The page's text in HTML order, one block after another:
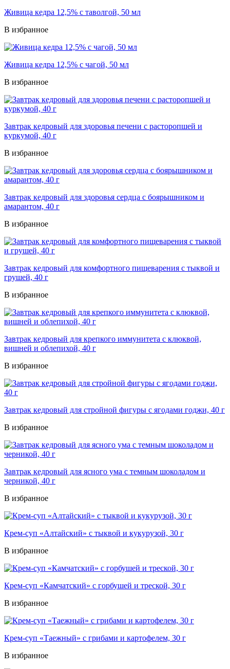
Живица кедра 12,5% с таволгой, 50 мл
В избранное
Живица кедра 12,5% с чагой, 50 мл
В избранное
Завтрак кедровый для здоровья печени с расторопшей и
куркумой, 40 г
В избранное
Завтрак кедровый для здоровья сердца с боярышником и
амарантом, 40 г
В избранное
Завтрак кедровый для комфортного пищеварения с тыквой и
грушей, 40 г
В избранное
Завтрак кедровый для крепкого иммунитета с клюквой,
вишней и облепихой, 40 г
В избранное
Завтрак кедровый для стройной фигуры с ягодами годжи, 40 г
В избранное
Завтрак кедровый для ясного ума с темным шоколадом и
черникой, 40 г
В избранное
Крем-суп «Алтайский» с тыквой и кукурузой, 30 г
В избранное
Крем-суп «Камчатский» с горбушей и треской, 30 г
В избранное
Крем-суп «Таежный» с грибами и картофелем, 30 г
В избранное